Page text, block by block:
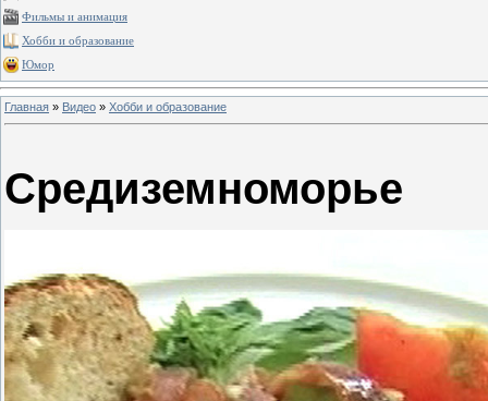
Фильмы и анимация
Хобби и образование
Юмор
Главная » Видео » Хобби и образование
Средиземноморье